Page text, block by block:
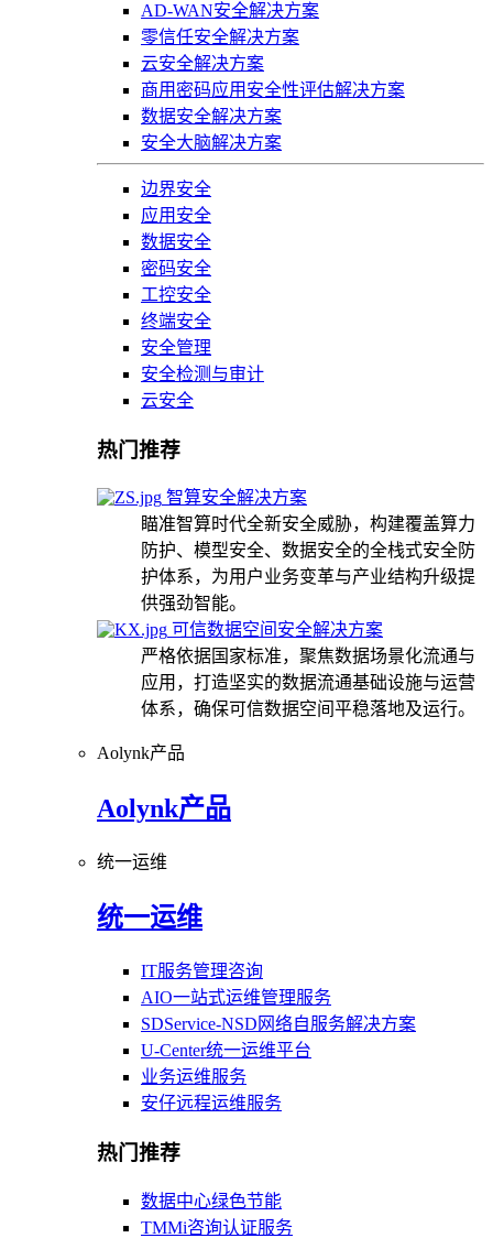
AD-WAN安全解决方案
零信任安全解决方案
云安全解决方案
商用密码应用安全性评估解决方案
数据安全解决方案
安全大脑解决方案
边界安全
应用安全
数据安全
密码安全
工控安全
终端安全
安全管理
安全检测与审计
云安全
热门推荐
智算安全解决方案
瞄准智算时代全新安全威胁，构建覆盖算力
防护、模型安全、数据安全的全栈式安全防
护体系，为用户业务变革与产业结构升级提
供强劲智能。
可信数据空间安全解决方案
严格依据国家标准，聚焦数据场景化流通与
应用，打造坚实的数据流通基础设施与运营
体系，确保可信数据空间平稳落地及运行。
Aolynk产品
Aolynk产品
统一运维
统一运维
IT服务管理咨询
AIO一站式运维管理服务
SDService-NSD网络自服务解决方案
U-Center统一运维平台
业务运维服务
安仔远程运维服务
热门推荐
数据中心绿色节能
TMMi咨询认证服务